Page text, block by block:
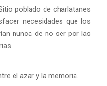
poblado de charlatanes
necesidades que los
nunca de no ser por las
el azar y la memoria.